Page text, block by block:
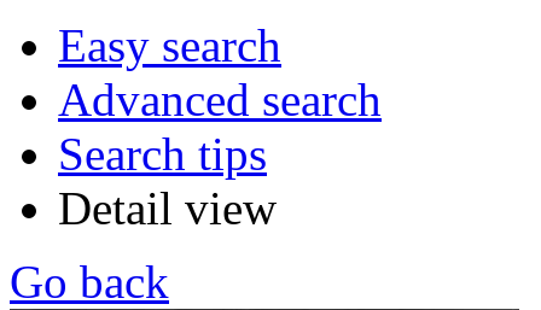
Easy search
Advanced search
Search tips
Detail view
Go back